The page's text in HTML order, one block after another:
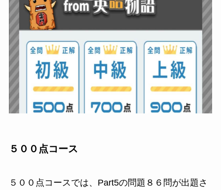
５００点コース
５００点コースでは、Part5の問題８６問が出題さ